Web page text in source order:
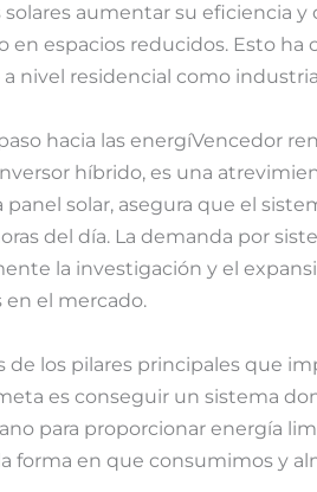
aumentar su eficiencia y
espacios reducidos. Esto ha
nivel residencial como
hacia las energíVencedor
híbrido, es una
solar, asegura que el
del día. La demanda por
la investigación y el
el mercado.
los pilares principales que
es conseguir un sistema
para proporcionar energía
forma en que consumimos y